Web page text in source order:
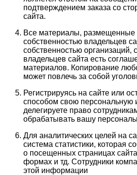
подтверждением заказа со
сайта.
Все материалы, размещенные
собственностью владельцев
собственностью организаций,
владельцев сайта есть
материалов. Копирование
может повлечь за собой
Регистрируясь на сайте или
способом свою
делегируете право
обрабатывать вашу
Для аналитических целей на
система статистики, которая
о посещенных страницах
формах и тд. Сотрудники
этой информации